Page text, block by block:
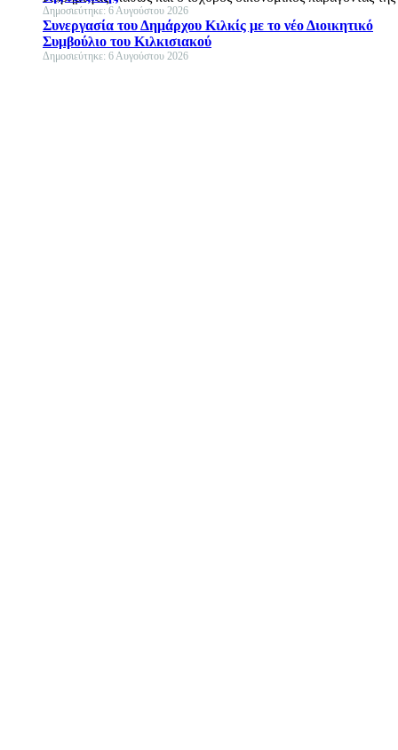
Δημοσιεύτηκε: 6 Αυγούστου 2026
Συνεργασία του Δημάρχου Κιλκίς με το νέο Διοικητικό
Συμβούλιο του Κιλκισιακού
Δημοσιεύτηκε: 6 Αυγούστου 2026